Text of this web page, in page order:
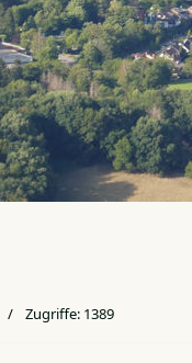
Zugriffe: 1389